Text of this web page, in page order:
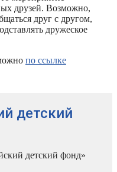
друзей. Возможно,
друг с другом,
дружеское
по ссылке
детский
детский фонд»